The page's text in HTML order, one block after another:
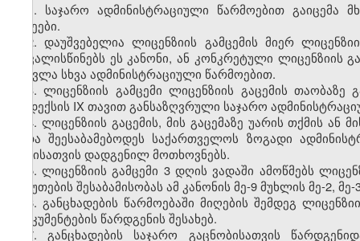
1. საჯარო ადმინისტრაციული წარმოებით გაიცემა
სახეები.
2. დაუშვებელია ლიცენზიის გამცემის მიერ
ითვალისწინებს ეს კანონი, ან კონკრეტული ლიცენზიის
შეცვლა სხვა ადმინისტრაციული წარმოებით.
3. ლიცენზიის გამცემი ლიცენზიის გაცემის
კოდექსის IX თავით განსაზღვრული საჯარო
4. ლიცენზიის გაცემის, მის გაცემაზე უარის თქმის ან
უნდა შეესაბამებოდეს საქართველოს ზოგადი
აქტისათვის დადგენილ მოთხოვნებს.
5. ლიცენზიის გამცემი 3 დღის ვადაში ამოწმებს
საბუთების შესაბამისობას ამ კანონის მე-9 მუხლის მე-2,
6. განცხადების წარმოებაში მიღების შემდეგ
დოკუმენტების წარდგენის შესახებ.
7. განცხადების საჯარო გაცნობისათვის